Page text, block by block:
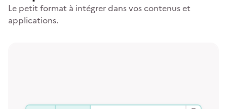
Le petit format à intégrer dans vos contenus et
applications.